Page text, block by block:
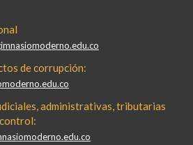
de corrupción:
administrativas, tributarias